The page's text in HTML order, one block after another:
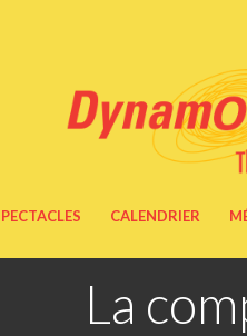
CALENDRIER
La